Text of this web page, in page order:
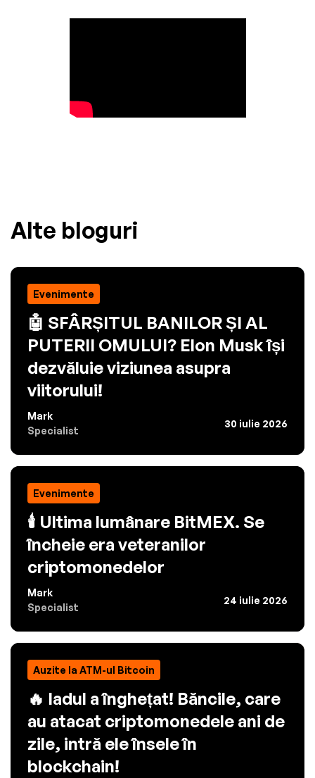
Alte bloguri
Evenimente
🤖 SFÂRȘITUL BANILOR ȘI AL
PUTERII OMULUI? Elon Musk își
dezvăluie viziunea asupra
viitorului!
Mark
Specialist
30 iulie 2026
Evenimente
🕯️ Ultima lumânare BitMEX. Se
încheie era veteranilor
criptomonedelor
Mark
Specialist
24 iulie 2026
Auzite la ATM-ul Bitcoin
🔥 Iadul a înghețat! Băncile, care
au atacat criptomonedele ani de
zile, intră ele însele în
blockchain!